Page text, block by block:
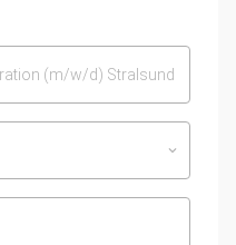
keyboard_arrow_down